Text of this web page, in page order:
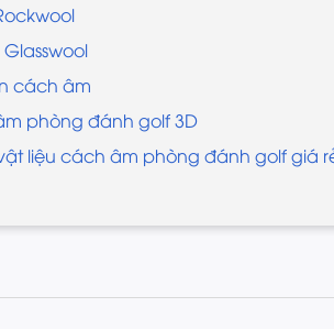
Glasswool
cách âm
phòng đánh golf 3D
liệu cách âm phòng đánh golf giá